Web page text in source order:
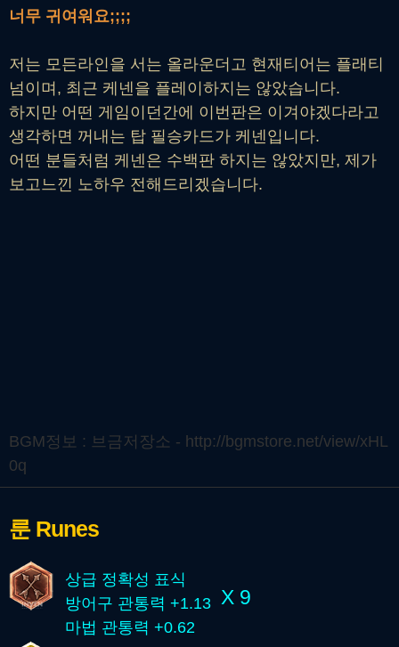
너무 귀여워요;;;;
저는 모든라인을 서는 올라운더고 현재티어는 플래티
넘이며, 최근 케넨을 플레이하지는 않았습니다.
하지만 어떤 게임이던간에 이번판은 이겨야겠다라고
생각하면 꺼내는 탑 필승카드가 케넨입니다.
어떤 분들처럼 케넨은 수백판 하지는 않았지만, 제가
보고느낀 노하우 전해드리겠습니다.
BGM정보 : 브금저장소 - http://bgmstore.net/view/xHL
0q
룬 Runes
상급 정확성 표식
방어구 관통력 +1.13
마법 관통력 +0.62
X 9